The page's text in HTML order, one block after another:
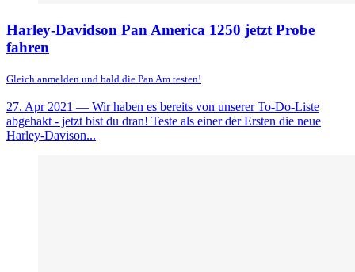
Harley-Davidson Pan America 1250 jetzt Probe
fahren
Gleich anmelden und bald die Pan Am testen!
27. Apr 2021 — Wir haben es bereits von unserer To-Do-Liste
abgehakt - jetzt bist du dran! Teste als einer der Ersten die neue
Harley-Davison...